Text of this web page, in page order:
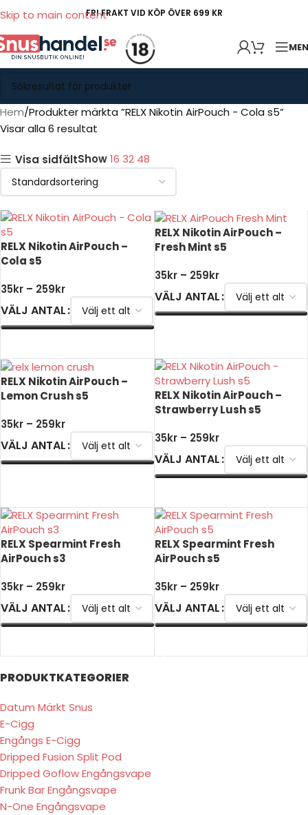
Skip to main contentFRI FRAKT VID KÖP ÖVER 699 KR
PRODUKTKATEGORIER
Datum Märkt Snus
E-Cigg
Engångs E-Cigg
Dripped Fusion Split Pod
Dripped Goflow Engångsvape
Frunk Bar Engångsvape
N-One Engångsvape
Hem Produkter märkta ”RELX Nikotin AirPouch - Cola s5”
Visar alla 6 resultat
Visa sidfältShow16 32 48
RELX Nikotin AirPouch –
Cola s5
35kr – 259kr
VÄLJ ANTAL
RELX Nikotin AirPouch –
Fresh Mint s5
35kr – 259kr
VÄLJ ANTAL
RELX Nikotin AirPouch –
Lemon Crush s5
35kr – 259kr
VÄLJ ANTAL
RELX Nikotin AirPouch –
Strawberry Lush s5
35kr – 259kr
VÄLJ ANTAL
RELX Spearmint Fresh
AirPouch s3
35kr – 259kr
VÄLJ ANTAL
RELX Spearmint Fresh
AirPouch s5
35kr – 259kr
VÄLJ ANTAL